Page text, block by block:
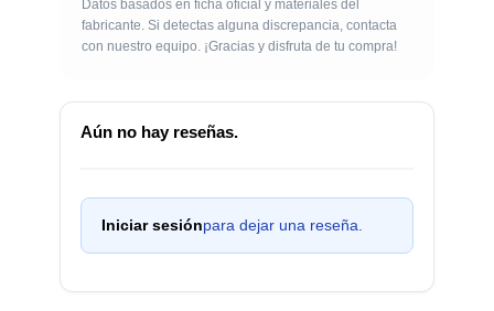
Datos basados en ficha oficial y materiales del
fabricante. Si detectas alguna discrepancia, contacta
con nuestro equipo. ¡Gracias y disfruta de tu compra!
Aún no hay reseñas.
Iniciar sesiónpara dejar una reseña.